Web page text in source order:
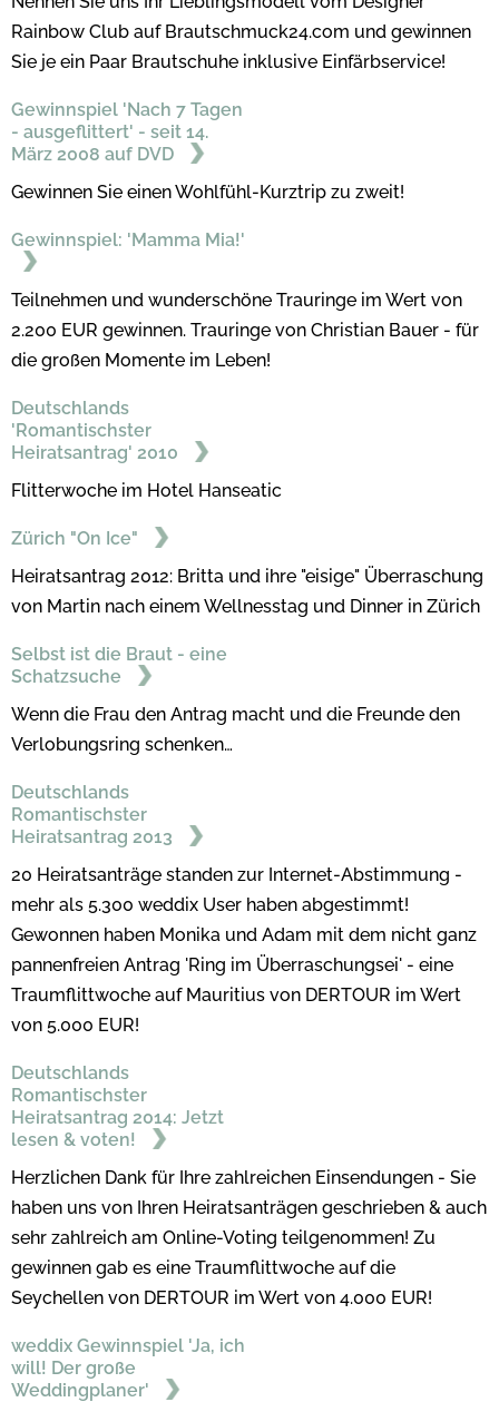
Rainbow Club auf Brautschmuck24.com und gewinnen
Sie je ein Paar Brautschuhe inklusive Einfärbservice!
Gewinnspiel 'Nach 7 Tagen
- ausgeflittert' - seit 14.
März 2008 auf DVD
Gewinnen Sie einen Wohlfühl-Kurztrip zu zweit!
Gewinnspiel: 'Mamma Mia!'
Teilnehmen und wunderschöne Trauringe im Wert von
2.200 EUR gewinnen. Trauringe von Christian Bauer - für
die großen Momente im Leben!
Deutschlands
'Romantischster
Heiratsantrag' 2010
Flitterwoche im Hotel Hanseatic
Zürich "On Ice"
Heiratsantrag 2012: Britta und ihre "eisige" Überraschung
von Martin nach einem Wellnesstag und Dinner in Zürich
Selbst ist die Braut - eine
Schatzsuche
Wenn die Frau den Antrag macht und die Freunde den
Verlobungsring schenken…
Deutschlands
Romantischster
Heiratsantrag 2013
20 Heiratsanträge standen zur Internet-Abstimmung -
mehr als 5.300 weddix User haben abgestimmt!
Gewonnen haben Monika und Adam mit dem nicht ganz
pannenfreien Antrag 'Ring im Überraschungsei' - eine
Traumflittwoche auf Mauritius von DERTOUR im Wert
von 5.000 EUR!
Deutschlands
Romantischster
Heiratsantrag 2014: Jetzt
lesen & voten!
Herzlichen Dank für Ihre zahlreichen Einsendungen - Sie
haben uns von Ihren Heiratsanträgen geschrieben & auch
sehr zahlreich am Online-Voting teilgenommen! Zu
gewinnen gab es eine Traumflittwoche auf die
Seychellen von DERTOUR im Wert von 4.000 EUR!
weddix Gewinnspiel 'Ja, ich
will! Der große
Weddingplaner'